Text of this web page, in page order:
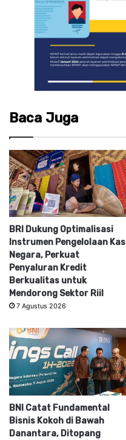
Baca Juga
BRI Dukung Optimalisasi
Instrumen Pengelolaan Kas
Negara, Perkuat
Penyaluran Kredit
Berkualitas untuk
Mendorong Sektor Riil
7 Agustus 2026
BNI Catat Fundamental
Bisnis Kokoh di Bawah
Danantara, Ditopang